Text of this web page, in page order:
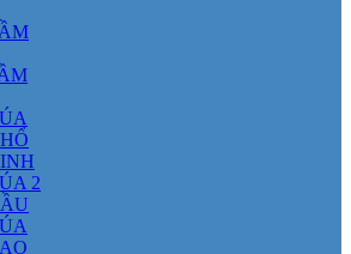
2